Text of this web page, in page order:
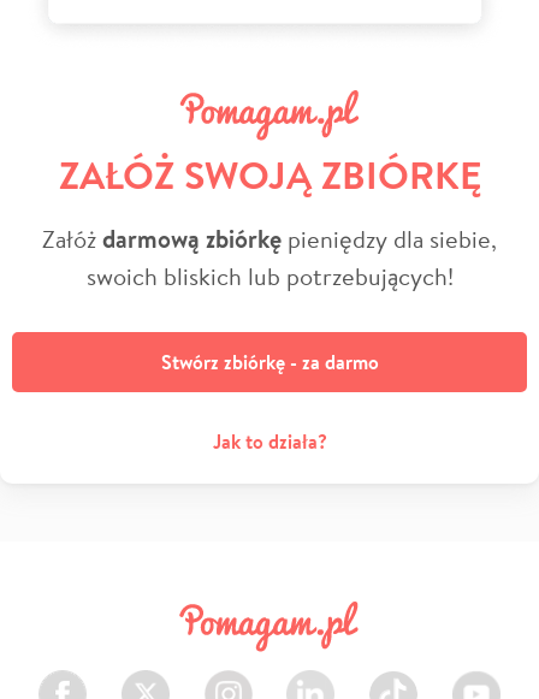
ZAŁÓŻ SWOJĄ ZBIÓRKĘ
Załóżdarmową zbiórkę pieniędzy dla siebie,
swoich bliskich lub potrzebujących!
Stwórz zbiórkę - za darmo
Jak to działa?
Facebook Twitter Instagram LinkedIn TikTok Youtube